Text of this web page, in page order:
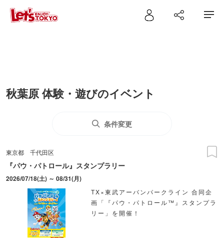
秋葉原 体験・遊びのイベント
条件変更
東京都 千代田区
『パウ・パトロール』スタンプラリー
2026/07/18(土) ～ 08/31(月)
TX×東武アーバンパークライン 合同企
画「『パウ・パトロール™』スタンプラ
リー」を開催！